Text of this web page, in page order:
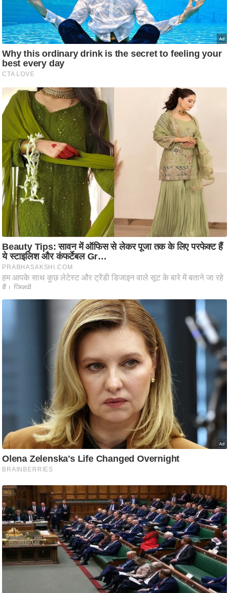
मा
तृ
भू
मि
स्तं
भ
ए
आ
र
.
आ
ई
.
चा
य
प
र
स
र्म
हि
मा
/
र्म
स्थ
ल
व्र
त
त्यो
हा